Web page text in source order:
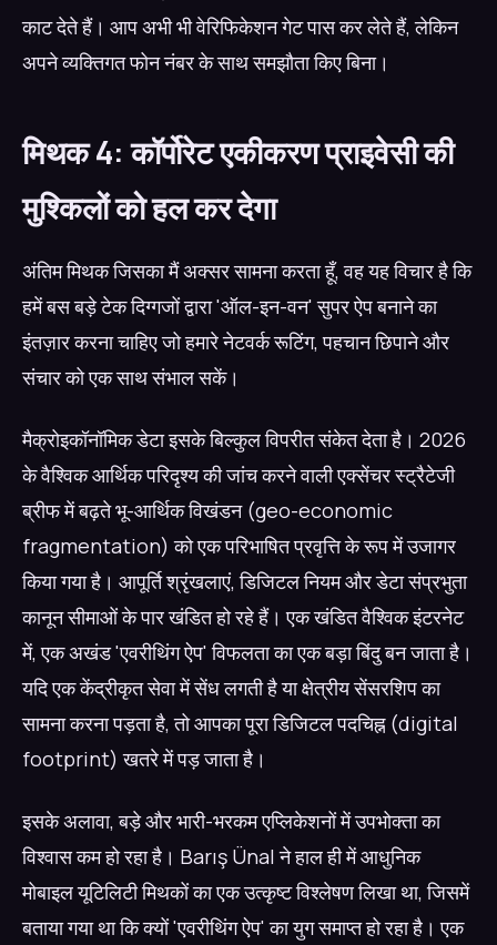
काट देते हैं। आप अभी भी वेरिफिकेशन गेट पास कर लेते हैं, लेकिन
अपने व्यक्तिगत फोन नंबर के साथ समझौता किए बिना।
मिथक 4: कॉर्पोरेट एकीकरण प्राइवेसी की
मुश्किलों को हल कर देगा
अंतिम मिथक जिसका मैं अक्सर सामना करता हूँ, वह यह विचार है कि
हमें बस बड़े टेक दिग्गजों द्वारा 'ऑल-इन-वन' सुपर ऐप बनाने का
इंतज़ार करना चाहिए जो हमारे नेटवर्क रूटिंग, पहचान छिपाने और
संचार को एक साथ संभाल सकें।
मैक्रोइकॉनॉमिक डेटा इसके बिल्कुल विपरीत संकेत देता है। 2026
के वैश्विक आर्थिक परिदृश्य की जांच करने वाली एक्सेंचर स्ट्रैटेजी
ब्रीफ में बढ़ते भू-आर्थिक विखंडन (geo-economic
fragmentation) को एक परिभाषित प्रवृत्ति के रूप में उजागर
किया गया है। आपूर्ति श्रृंखलाएं, डिजिटल नियम और डेटा संप्रभुता
कानून सीमाओं के पार खंडित हो रहे हैं। एक खंडित वैश्विक इंटरनेट
में, एक अखंड 'एवरीथिंग ऐप' विफलता का एक बड़ा बिंदु बन जाता है।
यदि एक केंद्रीकृत सेवा में सेंध लगती है या क्षेत्रीय सेंसरशिप का
सामना करना पड़ता है, तो आपका पूरा डिजिटल पदचिह्न (digital
footprint) खतरे में पड़ जाता है।
इसके अलावा, बड़े और भारी-भरकम एप्लिकेशनों में उपभोक्ता का
विश्वास कम हो रहा है। Barış Ünal ने हाल ही में आधुनिक
मोबाइल यूटिलिटी मिथकों का एक उत्कृष्ट विश्लेषण लिखा था, जिसमें
बताया गया था कि क्यों 'एवरीथिंग ऐप' का युग समाप्त हो रहा है। एक